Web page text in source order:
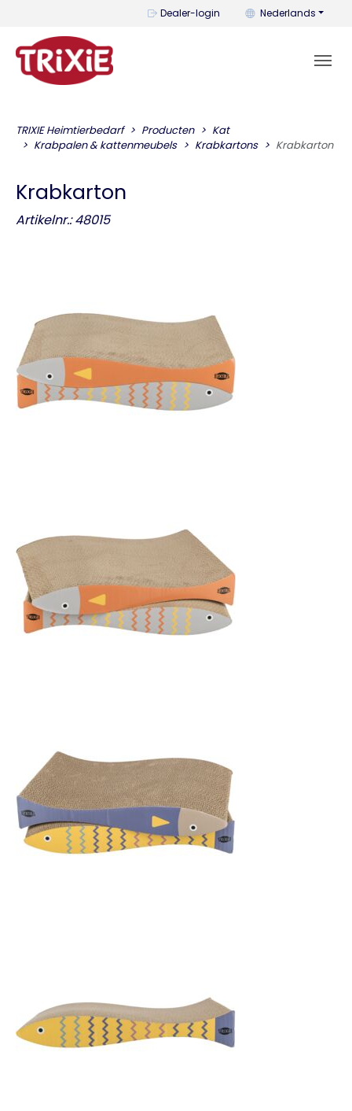
Dealer-login U kunt de taal
Nederlands
TRIXIE Heimtierbedarf Producten
Kat
Krabpalen & kattenmeubels
Krabkartons Krabkarton
Krabkarton
Artikelnr.: 48015